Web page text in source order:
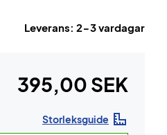
Leverans: 2-3 vardagar
395,00 SEK
Storleksguide